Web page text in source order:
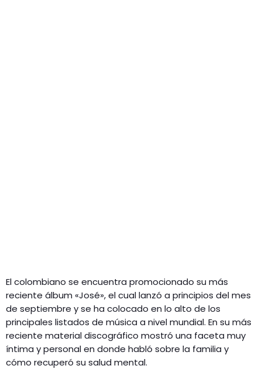
El colombiano se encuentra promocionado su más
reciente álbum «José», el cual lanzó a principios del mes
de septiembre y se ha colocado en lo alto de los
principales listados de música a nivel mundial. En su más
reciente material discográfico mostró una faceta muy
íntima y personal en donde habló sobre la familia y
cómo recuperó su salud mental.